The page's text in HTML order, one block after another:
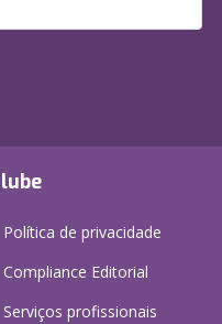
Política de privacidade
Compliance Editorial
Serviços profissionais